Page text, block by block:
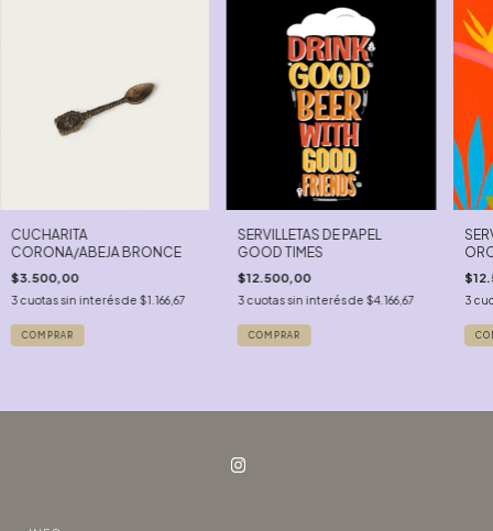
CUCHARITA
CORONA/ABEJA BRONCE
$3.500,00
3 cuotas sin interés de $1.166,67
COMPRAR
SERVILLETAS DE PAPEL
GOOD TIMES
$12.500,00
3 cuotas sin interés de $4.166,67 3